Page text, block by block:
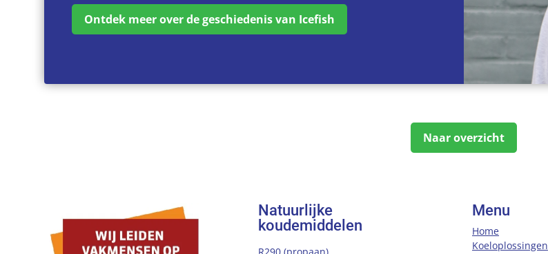
Ontdek meer over de geschiedenis van Icefish
Naar overzicht
Natuurlijke
koudemiddelen
R290 (propaan)
Menu
Home
Koeloplossingen